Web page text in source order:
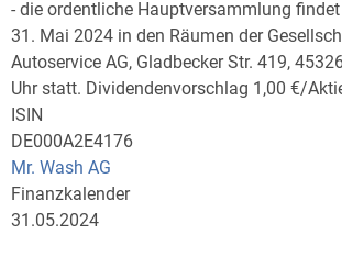
- die ordentliche Hauptversammlung
31. Mai 2024 in den Räumen der
Autoservice AG, Gladbecker Str. 419,
Uhr statt. Dividendenvorschlag 1,00 €/
ISIN
DE000A2E4176
Mr. Wash AG
Finanzkalender
31.05.2024